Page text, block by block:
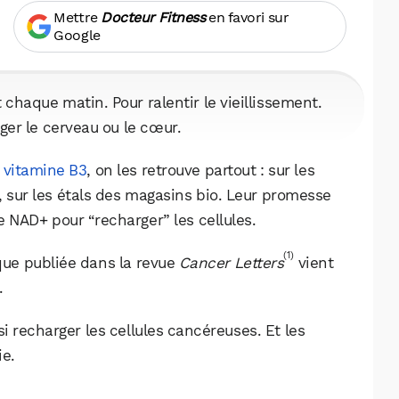
Mettre Docteur Fitnessen favori sur
Google
matin. Pour ralentir le vieillissement.
le cerveau ou le cœur.
vitamine B3, on les retrouve partout : sur les
les étals des magasins bio. Leur promesse
pour “recharger” les cellules.
publiée dans la revue Cancer Letters(1) vient
recharger les cellules cancéreuses. Et les